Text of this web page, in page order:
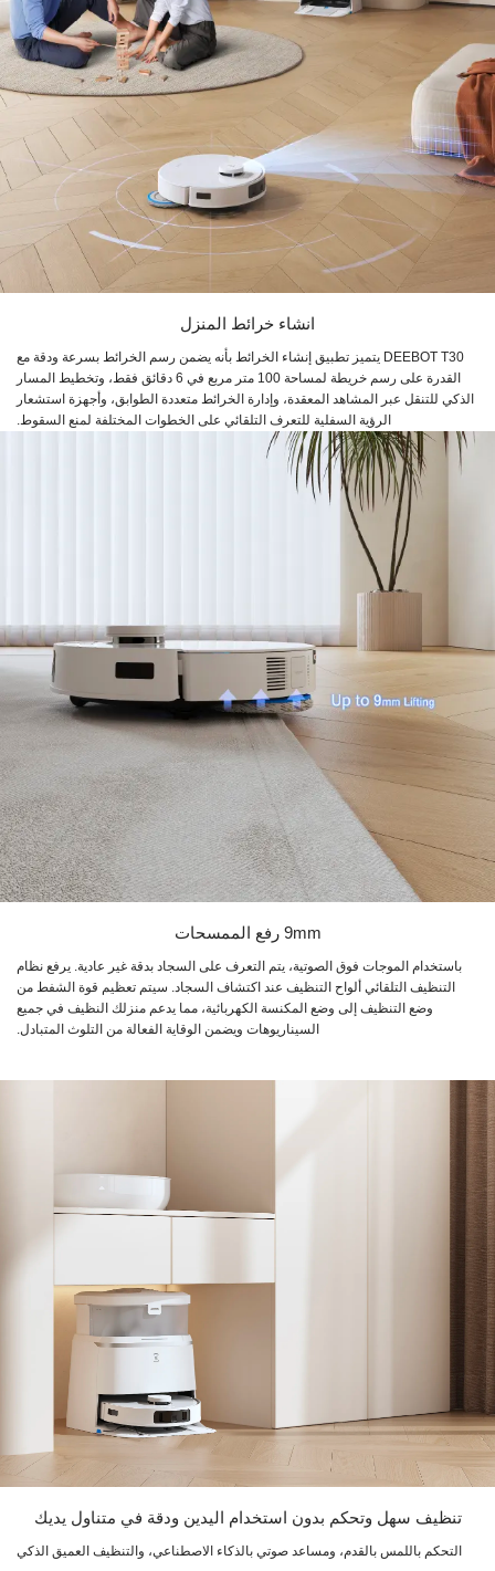
انشاء خرائط المنزل
DEEBOT T30 يتميز تطبيق إنشاء الخرائط بأنه يضمن رسم الخرائط بسرعة ودقة مع
القدرة على رسم خريطة لمساحة 100 متر مربع في 6 دقائق فقط، وتخطيط المسار
الذكي للتنقل عبر المشاهد المعقدة، وإدارة الخرائط متعددة الطوابق، وأجهزة استشعار
الرؤية السفلية للتعرف التلقائي على الخطوات المختلفة لمنع السقوط.
9mm رفع الممسحات
باستخدام الموجات فوق الصوتية، يتم التعرف على السجاد بدقة غير عادية. يرفع نظام
التنظيف التلقائي ألواح التنظيف عند اكتشاف السجاد. سيتم تعظيم قوة الشفط من
وضع التنظيف إلى وضع المكنسة الكهربائية، مما يدعم منزلك النظيف في جميع
السيناريوهات ويضمن الوقاية الفعالة من التلوث المتبادل.
تنظيف سهل وتحكم بدون استخدام اليدين ودقة في متناول يديك
التحكم باللمس بالقدم، ومساعد صوتي بالذكاء الاصطناعي، والتنظيف العميق الذكي